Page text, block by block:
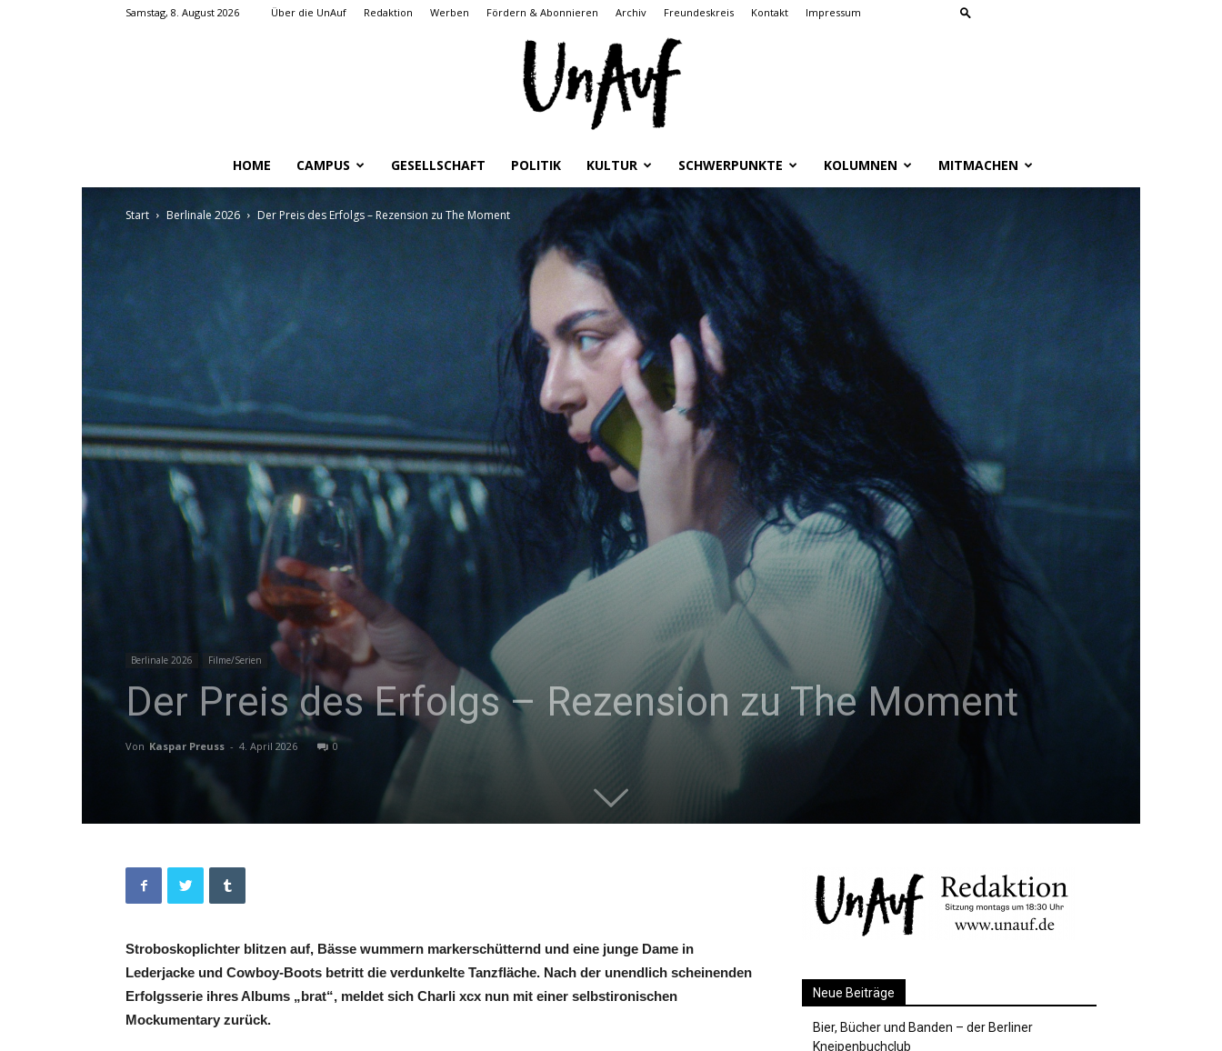
Samstag, 8. August 2026 Über die UnAuf Redaktion Werben Fördern & Abonnieren Archiv Freundeskreis Kontakt Impressum
UnAuf
ONLINE
Studierendenzeitung
HU
HOME CAMPUS GESELLSCHAFT POLITIK KULTUR SCHWERPUNKTE KOLUMNEN MITMACHEN
Start Berlinale 2026 Der Preis des Erfolgs – Rezension zu The Moment
Berlinale 2026 Filme/Serien
Der Preis des Erfolgs – Rezension zu The Moment
Von Kaspar Preuss - 4. April 2026 0
Stroboskoplichter blitzen auf, Bässe wummern markerschütternd und eine junge Dame in
Lederjacke und Cowboy-Boots betritt die verdunkelte Tanzfläche. Nach der unendlich scheinenden
Erfolgsserie ihres Albums „brat“, meldet sich Charli xcx nun mit einer selbstironischen
Mockumentary zurück.
Neue Beiträge
Bier, Bücher und Banden – der Berliner
Kneipenbuchclub